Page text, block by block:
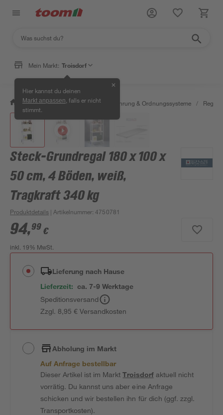
Mein Markt: Troisdorf
Hier kannst du deinen
Markt anpassen , falls er nicht
stimmt.
✕
/ Wohnen & Haushalt / Aufbewahrung & Ordnungssysteme / Regale
Steck-Grundregal 180 x 100 x
50 cm, 4 Böden, weiß,
Tragkraft 340 kg
Produktdetails | Artikelnummer:4750781
94,99 €
inkl. 19% MwSt.
Lieferung nach Hause
Lieferzeit: ca. 7-9 Werktage
Speditionsversand
Zzgl. 8,95 € Versandkosten
Abholung im Markt
Auf Anfrage bestellbar
Dieser Artikel ist im MarktTroisdorfaktuell nicht
vorrätig. Du kannst uns aber eine Anfrage
schicken und wir bestellen ihn für dich (ggf. zzgl.
Transportkosten).